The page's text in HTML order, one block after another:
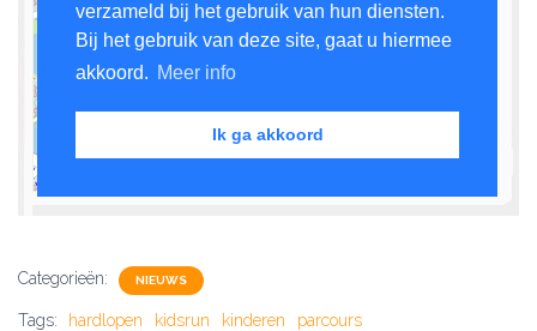
Categorieën: NIEUWS
Tags: hardlopen kidsrun kinderen parcours